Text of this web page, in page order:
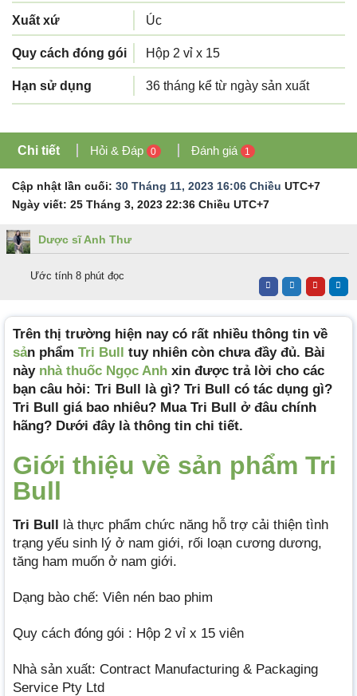
Xuất xứ Úc
Quy cách đóng gói Hộp 2 vỉ x 15
Hạn sử dụng 36 tháng kể từ ngày sản xuất
Chi tiết Hỏi & Đáp 0 Đánh giá 1
Cập nhật lần cuối: 30 Tháng 11, 2023 16:06 Chiều UTC+7
Ngày viết: 25 Tháng 3, 2023 22:36 Chiều UTC+7
Dược sĩ Anh Thư
Ước tính 8 phút đọc
Trên thị trường hiện nay có rất nhiều thông tin về
sản phẩm Tri Bull tuy nhiên còn chưa đầy đủ. Bài
này nhà thuốc Ngọc Anh xin được trả lời cho các
bạn câu hỏi: Tri Bull là gì? Tri Bull có tác dụng gì?
Tri Bull giá bao nhiêu? Mua Tri Bull ở đâu chính
hãng? Dưới đây là thông tin chi tiết.
Giới thiệu về sản phẩm Tri
Bull
Tri Bull là thực phẩm chức năng hỗ trợ cải thiện tình
trạng yếu sinh lý ở nam giới, rối loạn cương dương,
tăng ham muốn ở nam giới.
Dạng bào chế: Viên nén bao phim
Quy cách đóng gói : Hộp 2 vỉ x 15 viên
Nhà sản xuất: Contract Manufacturing & Packaging
Service Pty Ltd